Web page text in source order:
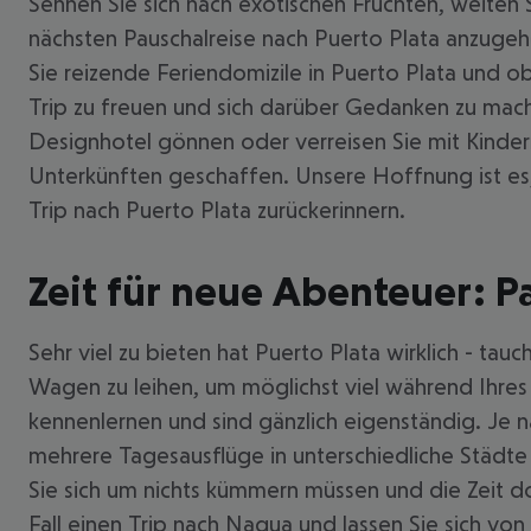
nächsten Pauschalreise nach Puerto Plata
Sie reizende Feriendomizile in Puerto Plata und
Trip zu freuen und sich darüber Gedanken zu
Designhotel gönnen oder verreisen Sie mit
Unterkünften geschaffen. Unsere Hoffnung ist
Trip nach Puerto Plata zurückerinnern.
Zeit für neue Abenteuer:
Sehr viel zu bieten hat Puerto Plata wirklich -
Wagen zu leihen, um möglichst viel während
kennenlernen und sind gänzlich eigenständig. Je
mehrere Tagesausflüge in unterschiedliche
Sie sich um nichts kümmern müssen und die Zeit
Fall einen Trip nach Nagua und lassen Sie sich